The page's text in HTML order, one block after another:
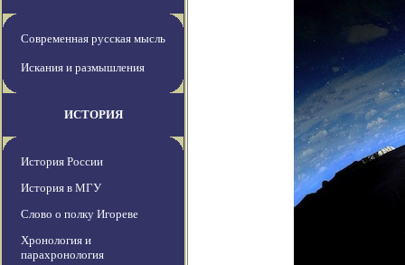
Современная русская мысль
Искания и размышления
ИСТОРИЯ
История России
История в МГУ
Слово о полку Игореве
Хронология и
парахронология